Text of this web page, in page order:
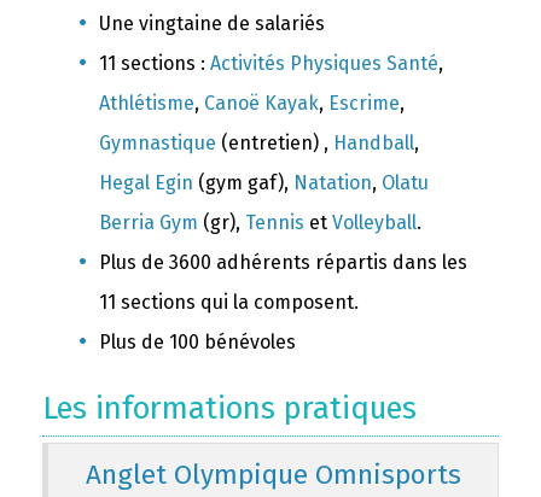
Une vingtaine de salariés
11 sections : Activités Physiques Santé,
Athlétisme, Canoë Kayak, Escrime,
Gymnastique (entretien) , Handball,
Hegal Egin (gym gaf), Natation, Olatu
Berria Gym (gr), Tennis et Volleyball.
Plus de 3600 adhérents répartis dans les
11 sections qui la composent.
Plus de 100 bénévoles
Les informations pratiques
Anglet Olympique Omnisports